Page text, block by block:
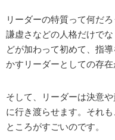
リーダーの特質って何だ
謙虚さなどの人格だけで
どが加わって初めて、指
かすリーダーとしての存在
そして、リーダーは決意
に行き渡らせます。それ
ところがすごいのです。